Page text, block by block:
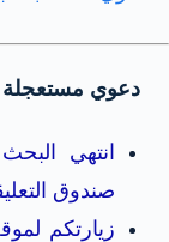
دعوي مستعجلة
انتهي
صندوق
زيارتكم